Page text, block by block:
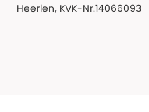
Heerlen, KVK-Nr.14066093